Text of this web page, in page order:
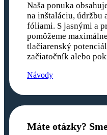
Naša ponuka
na inštaláciu, údržbu
fóliami. S jasnými a
pomôžeme
tlačiarenský
začiatočník alebo
Návody
Máte otázky?